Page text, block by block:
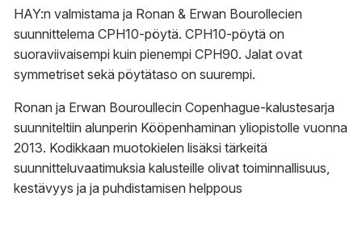
1
599,00 €
HAY:n valmistama ja Ronan & Erwan Bourollecien
suunnittelema CPH10-pöytä. CPH10-pöytä on
suoraviivaisempi kuin pienempi CPH90. Jalat ovat
symmetriset sekä pöytätaso on suurempi.
Ronan ja Erwan Bouroullecin Copenhague-kalustesarja
suunniteltiin alunperin Kööpenhaminan yliopistolle vuonna
2013. Kodikkaan muotokielen lisäksi tärkeitä
suunnitteluvaatimuksia kalusteille olivat toiminnallisuus,
kestävyys ja ja puhdistamisen helppous